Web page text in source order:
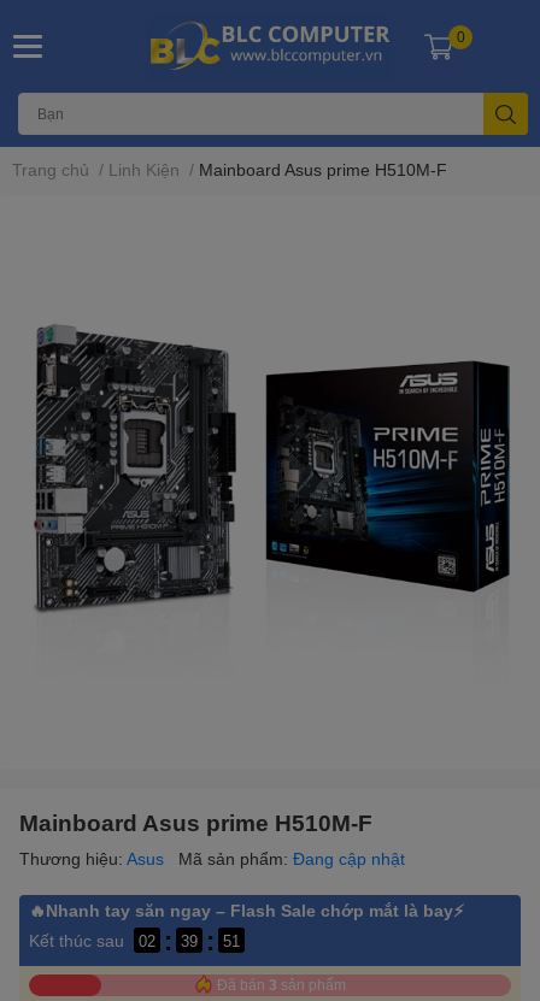
0
Trang chủ / Linh Kiện / Mainboard Asus prime H510M-F
Mainboard Asus prime H510M-F
Thương hiệu: Asus Mã sản phẩm: Đang cập nhật
🔥Nhanh tay săn ngay – Flash Sale chớp mắt là bay⚡
Kết thúc sau
02 : 39 : 50
Đã bán 3 sản phẩm